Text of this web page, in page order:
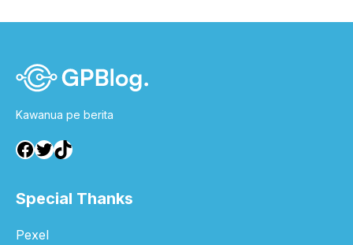
Kawanua pe berita
Facebook
Twitter
TikTok
Special Thanks
Pexel